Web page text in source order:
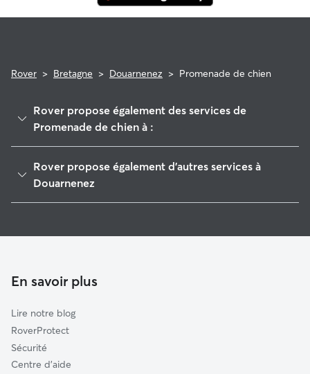
Rover > Bretagne > Douarnenez > Promenade de chien
Rover propose également des services de
Promenade de chien à :
Esquibien
Plomodiern
Plonéour-Lanvern
Quimper
Dinéault
Rover propose également d'autres services à
Douarnenez
Garderie pour chien à Douarnenez
En savoir plus
Lire notre blog
RoverProtect
Sécurité
Centre d'aide